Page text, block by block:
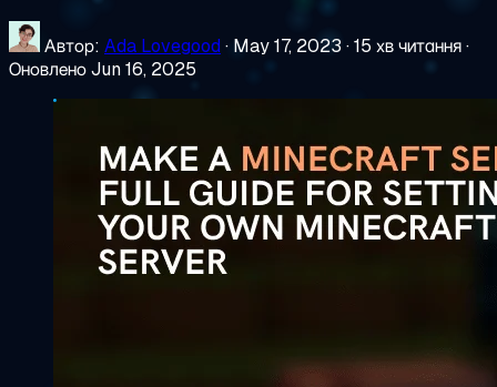
Автор: Ada Lovegood · May 17, 2023 ·15 хв читання·
Оновлено Jun 16, 2025